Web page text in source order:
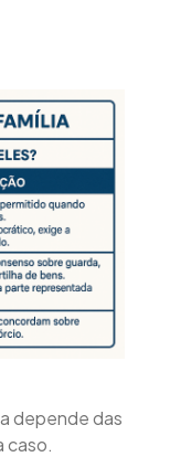
depende das
caso.